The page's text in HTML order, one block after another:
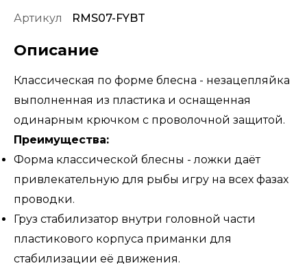
Артикул
RMS07-FYBT
Описание
Классическая по форме блесна - незацепляйка
выполненная из пластика и оснащенная
одинарным крючком с проволочной защитой.
Преимущества:
Форма классической блесны - ложки даёт
привлекательную для рыбы игру на всех фазах
проводки.
Груз стабилизатор внутри головной части
пластикового корпуса приманки для
стабилизации её движения.